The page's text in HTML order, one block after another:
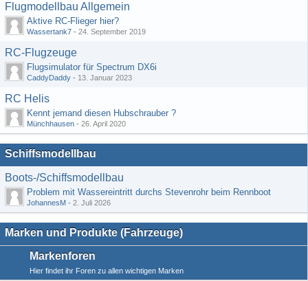
Flugmodellbau Allgemein
Aktive RC-Flieger hier?
Wassertank7 - 24. September 2019
RC-Flugzeuge
Flugsimulator für Spectrum DX6i
CaddyDaddy - 13. Januar 2023
RC Helis
Kennt jemand diesen Hubschrauber ?
Münchhausen - 26. April 2020
Schiffsmodellbau
Boots-/Schiffsmodellbau
Problem mit Wassereintritt durchs Stevenrohr beim Rennboot
JohannesM - 2. Juli 2026
Marken und Produkte (Fahrzeuge)
Markenforen
Hier findet ihr Foren zu allen wichtigen Marken